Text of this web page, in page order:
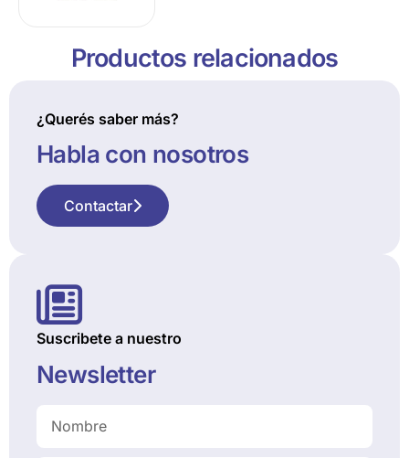
Productos relacionados
¿Querés saber más?
Habla con nosotros
Contactar
Suscribete a nuestro
Newsletter